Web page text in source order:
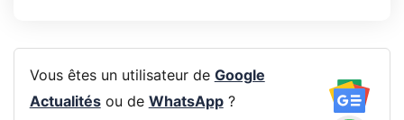
Vous êtes un utilisateur de Google
Actualitésou de WhatsApp?